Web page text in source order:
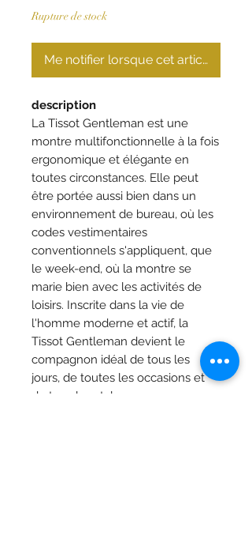
Rupture de stock
Me notifier lorsque cet article est
description
La Tissot Gentleman est une
montre multifonctionnelle à la fois
ergonomique et élégante en
toutes circonstances. Elle peut
être portée aussi bien dans un
environnement de bureau, où les
codes vestimentaires
conventionnels s'appliquent, que
le week-end, où la montre se
marie bien avec les activités de
loisirs. Inscrite dans la vie de
l'homme moderne et actif, la
Tissot Gentleman devient le
compagnon idéal de tous les
jours, de toutes les occasions et
de tous les styles.